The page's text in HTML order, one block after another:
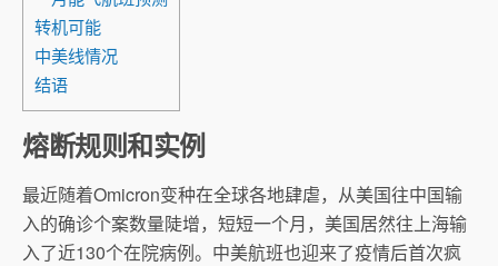
转机可能
中美线情况
结语
熔断规则和实例
最近随着Omicron变种在全球各地肆虐，从美国往中国输
入的确诊个案数量陡增，短短一个月，美国居然往上海输
入了近130个在院病例。中美航班也迎来了疫情后首次疯